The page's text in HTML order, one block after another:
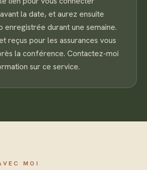
la date, et aurez ensuite
enregistrée durant une semaine.
reçus pour les assurances vous
la conférence. Contactez-moi
sur ce service.
MOI